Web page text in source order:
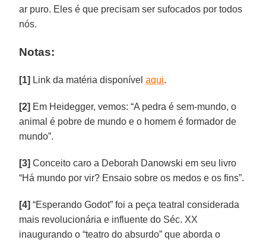
ar puro. Eles é que precisam ser sufocados por todos
nós.
Notas:
[1] Link da matéria disponívelaqui.
[2] Em Heidegger, vemos: “A pedra é sem-mundo, o
animal é pobre de mundo e o homem é formador de
mundo”.
[3]Conceito caro a Deborah Danowski em seu livro
“Há mundo por vir? Ensaio sobre os medos e os fins”.
[4]“Esperando Godot” foi a peça teatral considerada
mais revolucionária e influente do Séc. XX
inaugurando o “teatro do absurdo” que aborda o